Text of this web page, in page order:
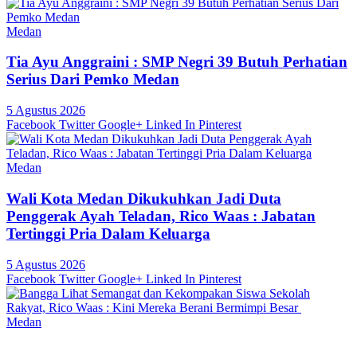
Medan
Tia Ayu Anggraini : SMP Negri 39 Butuh Perhatian
Serius Dari Pemko Medan
5 Agustus 2026
Facebook Twitter Google+ Linked In Pinterest
Medan
Wali Kota Medan Dikukuhkan Jadi Duta
Penggerak Ayah Teladan, Rico Waas : Jabatan
Tertinggi Pria Dalam Keluarga
5 Agustus 2026
Facebook Twitter Google+ Linked In Pinterest
Medan